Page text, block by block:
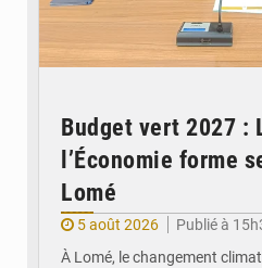
Budget vert 2027 :
l’Économie forme
Lomé
5 août 2026
Publié à
À Lomé, le changement